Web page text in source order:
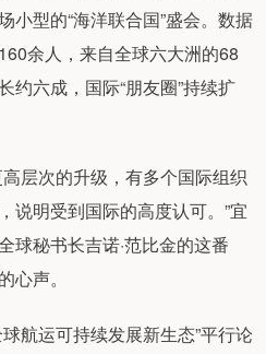
小型的“海洋联合国”盛会。数据
余人，来自全球六大洲的68
约六成，国际“朋友圈”持续扩
层次的升级，有多个国际组织
说明受到国际的高度认可。”宜
秘书长吉诺·范比金的这番
心声。
运可持续发展新生态”平行论